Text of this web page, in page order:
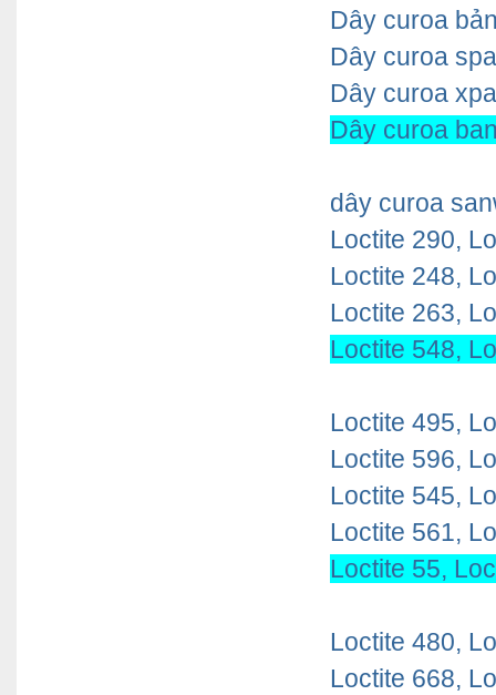
Dây curoa
Dây curoa
Dây curoa
Dây curoa
dây curoa
Loctite 290,
Loctite 248,
Loctite 263,
Loctite 548,
Loctite 495,
Loctite 596,
Loctite 545,
Loctite 561,
Loctite 55,
Loctite 480,
Loctite 668,